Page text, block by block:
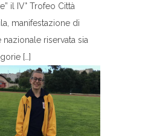
il IV° Trofeo Città
manifestazione di
nazionale riservata sia
[…]